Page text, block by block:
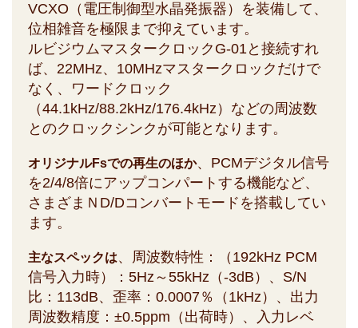
VCXO（電圧制御型水晶発振器）を装備して、
位相雑音を極限まで抑えています。
ルビジウムマスタークロックG-01と接続すれ
ば、22MHz、10MHzマスタークロックだけで
なく、ワードクロック
（44.1kHz/88.2kHz/176.4kHz）などの周波数
とのクロックシンクが可能となります。
オリジナルFsでの再生のほか、PCMデジタル信号
を2/4/8倍にアップコンパートする機能など、
さまざまＮD/Dコンバートモードを搭載してい
ます。
主なスペックは、周波数特性：（192kHz PCM
信号入力時）：5Hz～55kHz（-3dB）、S/N
比：113dB、歪率：0.0007％（1kHz）、出力
周波数精度：±0.5ppm（出荷時）、入力レベ